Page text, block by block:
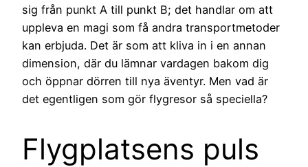
sig från punkt A till punkt B; det handlar om att
uppleva en magi som få andra transportmetoder
kan erbjuda. Det är som att kliva in i en annan
dimension, där du lämnar vardagen bakom dig
och öppnar dörren till nya äventyr. Men vad är
det egentligen som gör flygresor så speciella?
Flygplatsens puls